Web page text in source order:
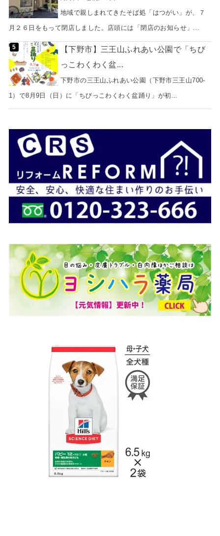
地域で親しまれてきたそば処「はつがい」が、７
月２６日をもって閉店しました。店頭には「閉店のお知らせ」...
【下野市】三王山ふれあい公園で「ちび
っこわくわく盆...
下野市の三王山ふれあい公園（下野市三王山700-
1）で8月9日（日）に「ちびっこわくわく盆踊り」が初...